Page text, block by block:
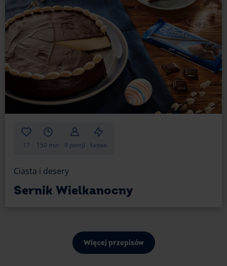
17 150 min 9 porcji Łatwe
Ciasta i desery
Sernik Wielkanocny
Więcej przepisów